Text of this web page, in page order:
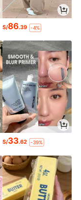
S/86.39 -4%
S/33.62 -39%